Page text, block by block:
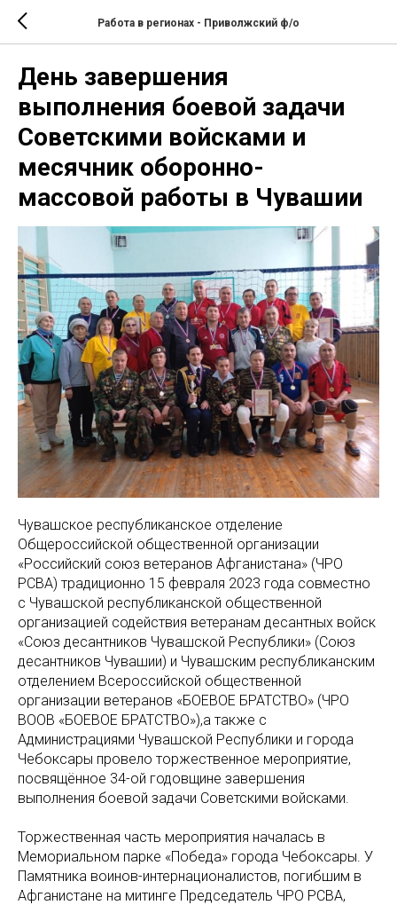
Работа в регионах - Приволжский ф/о
День завершения
выполнения боевой задачи
Советскими войсками и
месячник оборонно-
массовой работы в Чувашии
Чувашское республиканское отделение
Общероссийской общественной организации
«Российский союз ветеранов Афганистана» (ЧРО
РСВА) традиционно 15 февраля 2023 года совместно
с Чувашской республиканской общественной
организацией содействия ветеранам десантных войск
«Союз десантников Чувашской Республики» (Союз
десантников Чувашии) и Чувашским республиканским
отделением Всероссийской общественной
организации ветеранов «БОЕВОЕ БРАТСТВО» (ЧРО
ВООВ «БОЕВОЕ БРАТСТВО»),а также с
Администрациями Чувашской Республики и города
Чебоксары провело торжественное мероприятие,
посвящённое 34-ой годовщине завершения
выполнения боевой задачи Советскими войсками.
Торжественная часть мероприятия началась в
Мемориальном парке «Победа» города Чебоксары. У
Памятника воинов-интернационалистов, погибшим в
Афганистане на митинге Председатель ЧРО РСВА,